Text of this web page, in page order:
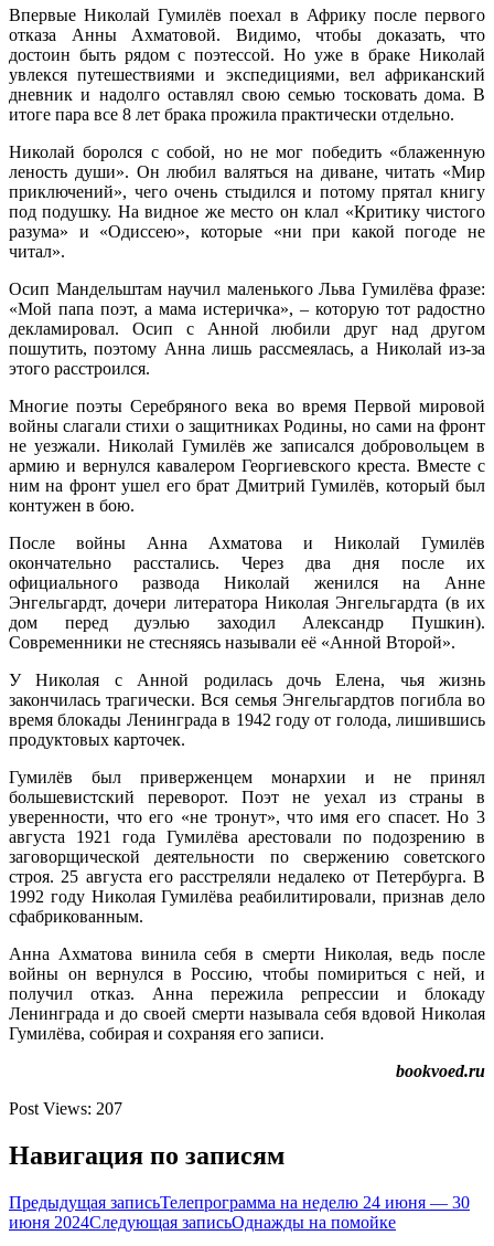
Впервые Николай Гумилёв поехал в Африку после первого
отказа Анны Ахматовой. Видимо, чтобы доказать, что
достоин быть рядом с поэтессой. Но уже в браке Николай
увлекся путешествиями и экспедициями, вел африканский
дневник и надолго оставлял свою семью тосковать дома. В
итоге пара все 8 лет брака прожила практически отдельно.
Николай боролся с собой, но не мог победить «блаженную
леность души». Он любил валяться на диване, читать «Мир
приключений», чего очень стыдился и потому прятал книгу
под подушку. На видное же место он клал «Критику чистого
разума» и «Одиссею», которые «ни при какой погоде не
читал».
Осип Мандельштам научил маленького Льва Гумилёва фразе:
«Мой папа поэт, а мама истеричка», – которую тот радостно
декламировал. Осип с Анной любили друг над другом
пошутить, поэтому Анна лишь рассмеялась, а Николай из-за
этого расстроился.
Многие поэты Серебряного века во время Первой мировой
войны слагали стихи о защитниках Родины, но сами на фронт
не уезжали. Николай Гумилёв же записался добровольцем в
армию и вернулся кавалером Георгиевского креста. Вместе с
ним на фронт ушел его брат Дмитрий Гумилёв, который был
контужен в бою.
После войны Анна Ахматова и Николай Гумилёв
окончательно расстались. Через два дня после их
официального развода Николай женился на Анне
Энгельгардт, дочери литератора Николая Энгельгардта (в их
дом перед дуэлью заходил Александр Пушкин).
Современники не стесняясь называли её «Анной Второй».
У Николая с Анной родилась дочь Елена, чья жизнь
закончилась трагически. Вся семья Энгельгардтов погибла во
время блокады Ленинграда в 1942 году от голода, лишившись
продуктовых карточек.
Гумилёв был приверженцем монархии и не принял
большевистский переворот. Поэт не уехал из страны в
уверенности, что его «не тронут», что имя его спасет. Но 3
августа 1921 года Гумилёва арестовали по подозрению в
заговорщической деятельности по свержению советского
строя. 25 августа его расстреляли недалеко от Петербурга. В
1992 году Николая Гумилёва реабилитировали, признав дело
сфабрикованным.
Анна Ахматова винила себя в смерти Николая, ведь после
войны он вернулся в Россию, чтобы помириться с ней, и
получил отказ. Анна пережила репрессии и блокаду
Ленинграда и до своей смерти называла себя вдовой Николая
Гумилёва, собирая и сохраняя его записи.
bookvoed.ru
Post Views: 207
Навигация по записям
Предыдущая записьТелепрограмма на неделю 24 июня — 30
июня 2024Следующая записьОднажды на помойке